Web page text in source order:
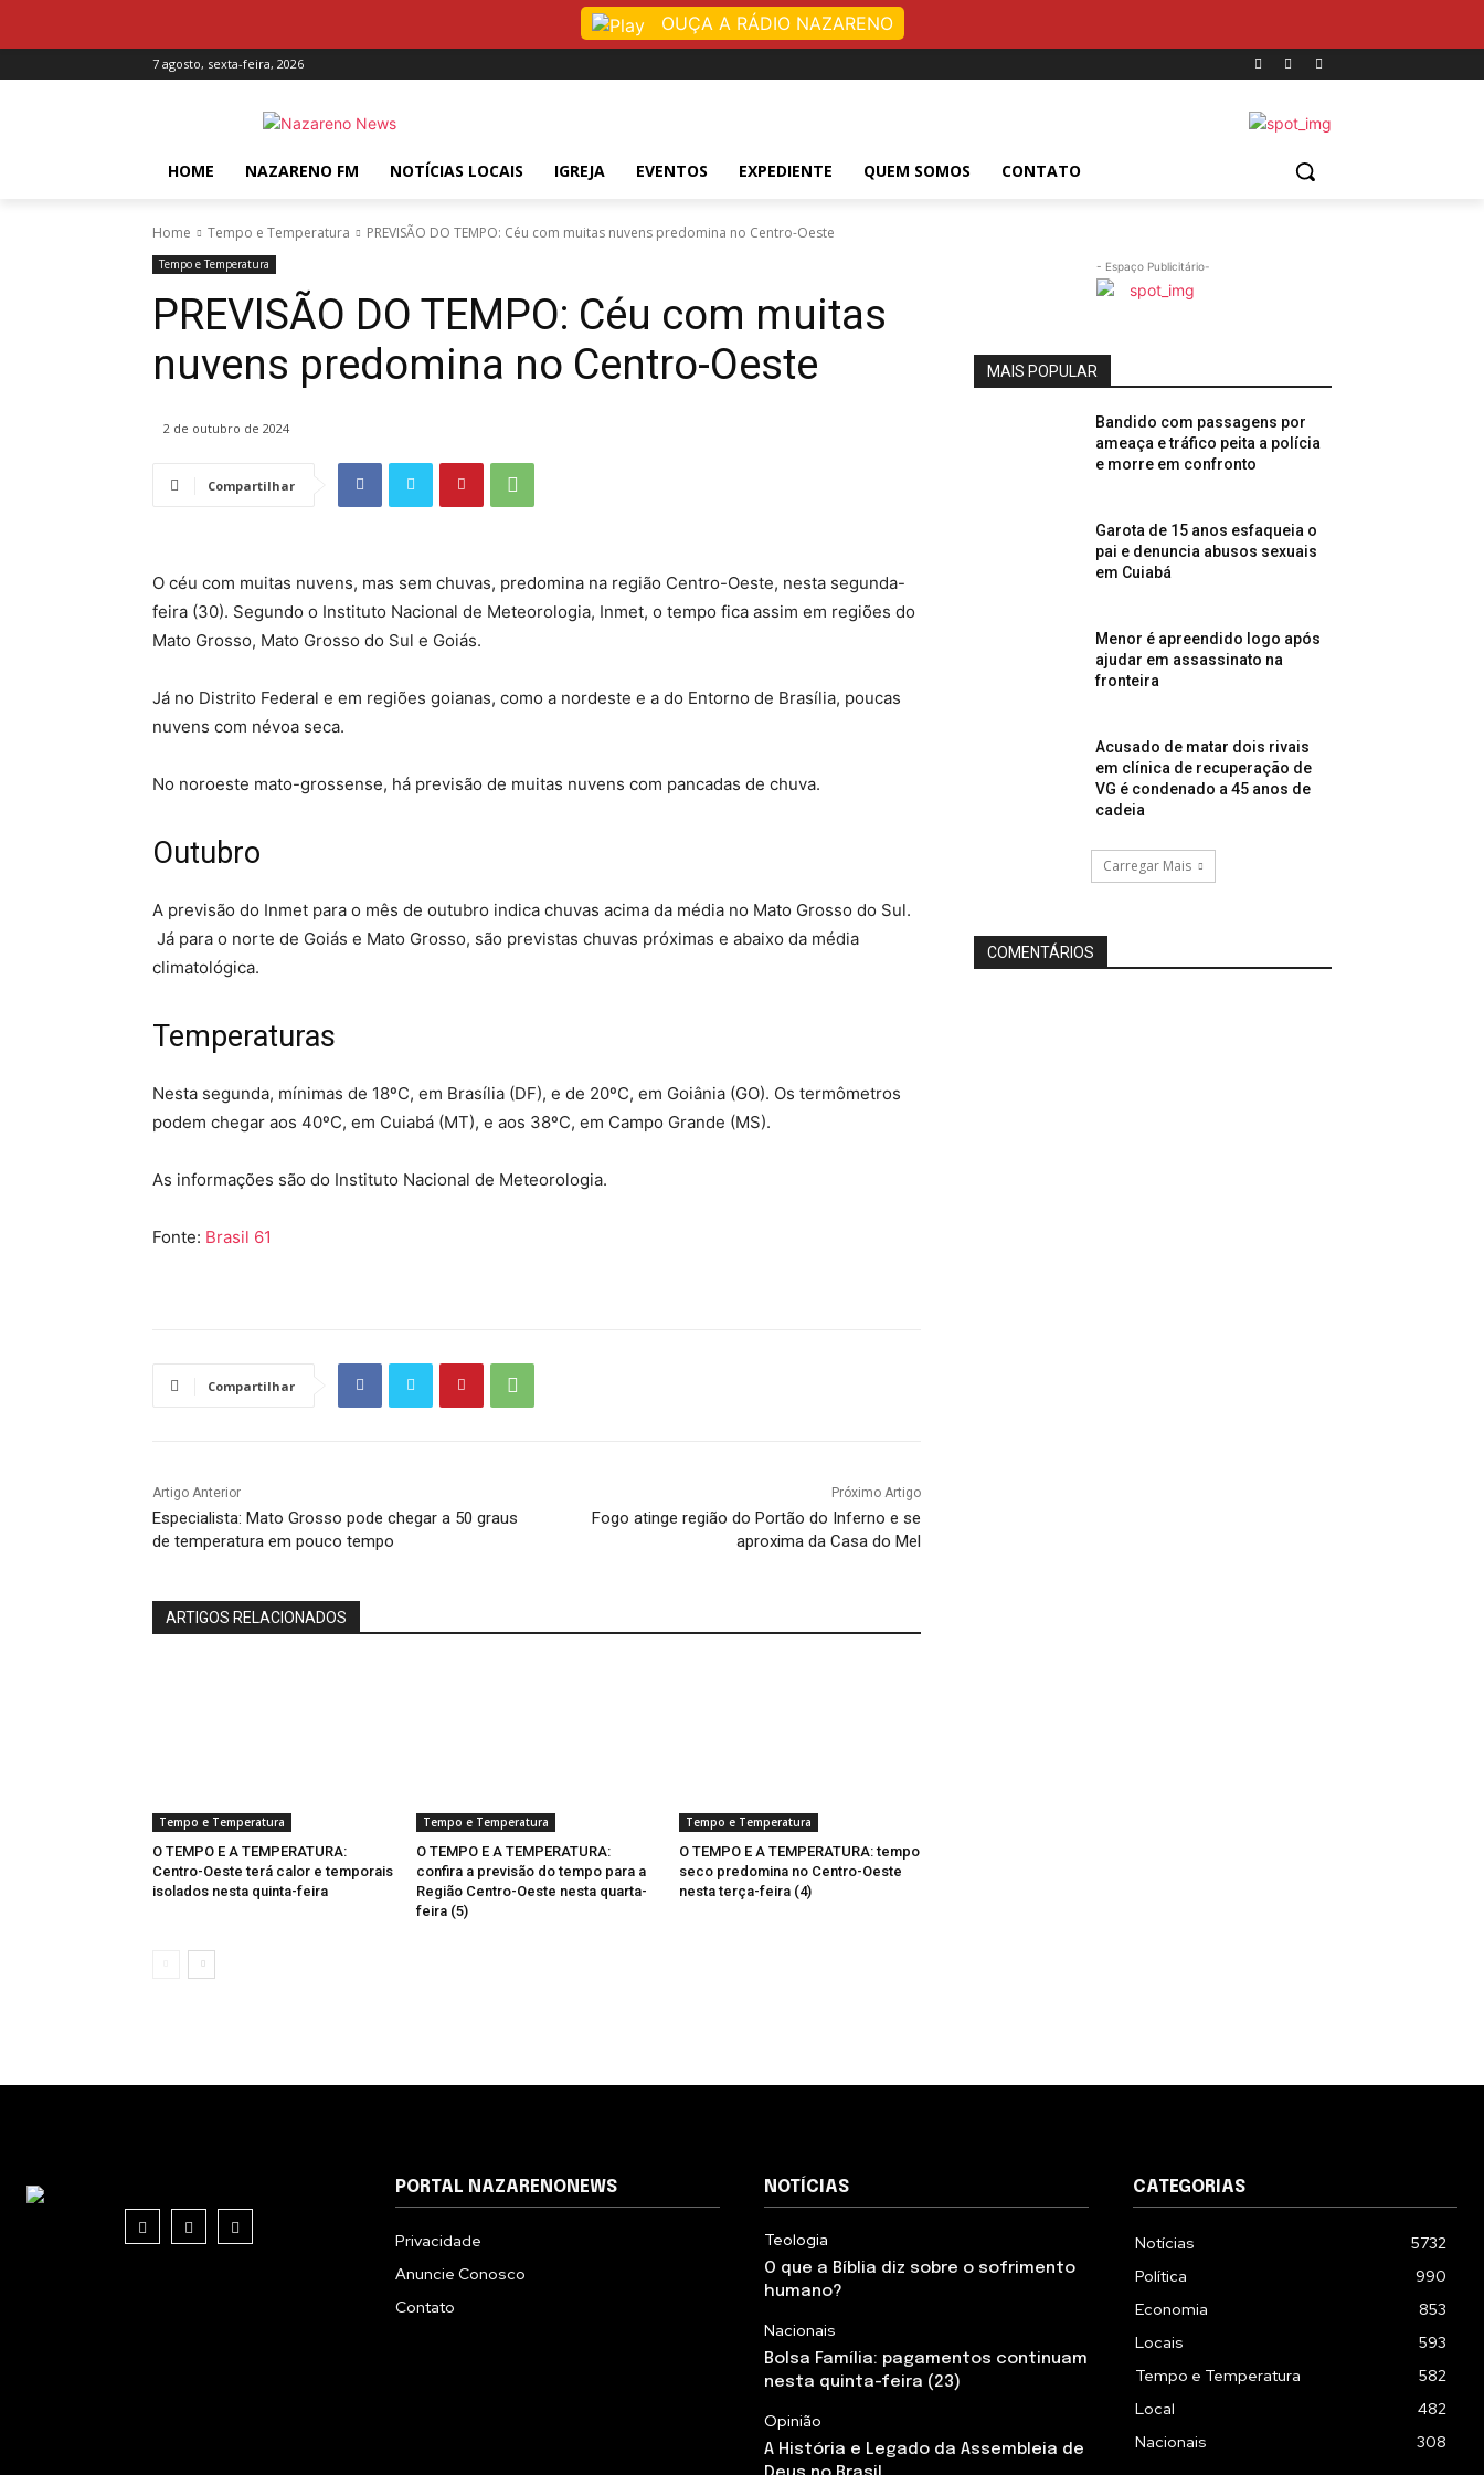
7 agosto, sexta-feira, 2026
HOME NAZARENO FM NOTÍCIAS LOCAIS IGREJA EVENTOS EXPEDIENTE QUEM SOMOS CONTATO
Home Tempo e Temperatura PREVISÃO DO TEMPO: Céu com muitas nuvens predomina no Centro-Oeste
Tempo e Temperatura
PREVISÃO DO TEMPO: Céu com muitas
nuvens predomina no Centro-Oeste
2 de outubro de 2024
Compartilhar
O céu com muitas nuvens, mas sem chuvas, predomina na região Centro-Oeste, nesta segunda-
feira (30). Segundo o Instituto Nacional de Meteorologia, Inmet, o tempo fica assim em regiões do
Mato Grosso, Mato Grosso do Sul e Goiás.
Já no Distrito Federal e em regiões goianas, como a nordeste e a do Entorno de Brasília, poucas
nuvens com névoa seca.
No noroeste mato-grossense, há previsão de muitas nuvens com pancadas de chuva.
Outubro
A previsão do Inmet para o mês de outubro indica chuvas acima da média no Mato Grosso do Sul.
Já para o norte de Goiás e Mato Grosso, são previstas chuvas próximas e abaixo da média
climatológica.
Temperaturas
Nesta segunda, mínimas de 18ºC, em Brasília (DF), e de 20ºC, em Goiânia (GO). Os termômetros
podem chegar aos 40ºC, em Cuiabá (MT), e aos 38ºC, em Campo Grande (MS).
As informações são do Instituto Nacional de Meteorologia.
Fonte: Brasil 61
Compartilhar
Artigo Anterior
Especialista: Mato Grosso pode chegar a 50 graus
de temperatura em pouco tempo
Próximo Artigo
Fogo atinge região do Portão do Inferno e se
aproxima da Casa do Mel
ARTIGOS RELACIONADOS
Tempo e Temperatura
O TEMPO E A TEMPERATURA:
Centro-Oeste terá calor e temporais
isolados nesta quinta-feira
Tempo e Temperatura
O TEMPO E A TEMPERATURA:
confira a previsão do tempo para a
Região Centro-Oeste nesta quarta-
feira (5)
Tempo e Temperatura
O TEMPO E A TEMPERATURA: tempo
seco predomina no Centro-Oeste
nesta terça-feira (4)
- Espaço Publicitário-
MAIS POPULAR
Bandido com passagens por
ameaça e tráfico peita a polícia
e morre em confronto
Garota de 15 anos esfaqueia o
pai e denuncia abusos sexuais
em Cuiabá
Menor é apreendido logo após
ajudar em assassinato na
fronteira
Acusado de matar dois rivais
em clínica de recuperação de
VG é condenado a 45 anos de
cadeia
Carregar Mais
COMENTÁRIOS
PORTAL NAZARENONEWS
Privacidade
Anuncie Conosco
Contato
NOTÍCIAS
Teologia
O que a Bíblia diz sobre o sofrimento
humano?
Nacionais
Bolsa Família: pagamentos continuam
nesta quinta-feira (23)
Opinião
A História e Legado da Assembleia de
CATEGORIAS
Notícias
5732
Política
990
Economia
853
Locais
593
Tempo e Temperatura
582
Local
482
Nacionais
308
OUÇA A RÁDIO NAZARENO